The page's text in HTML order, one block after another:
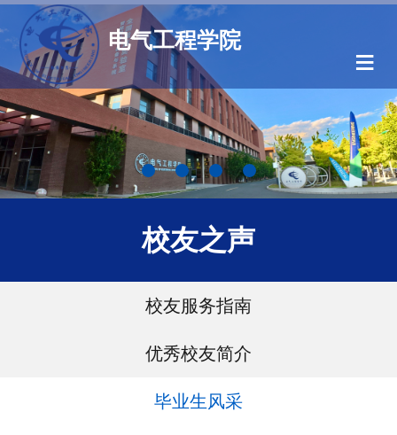
电气工程学院
≡
校友之声
校友服务指南
优秀校友简介
毕业生风采